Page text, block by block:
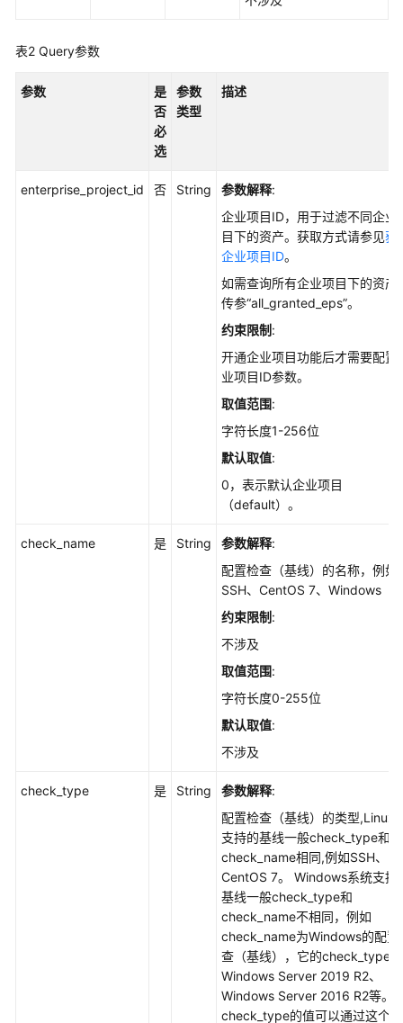
API
理
行
表2 Query参数
参数
是
否
必
选
参数
类型
描述
enterprise_project_id 否 String 参数解释:
企业项目ID，用于过滤不同企业
目下的资产。获取方式请参见获
企业项目ID。
如需查询所有企业项目下的资产
传参“all_granted_eps”。
约束限制 :
开通企业项目功能后才需要配置
业项目ID参数。
取值范围:
字符长度1-256位
默认取值:
0，表示默认企业项目
（default）。
check_name 是 String 参数解释:
配置检查（基线）的名称，例如
SSH、CentOS 7、Windows
约束限制 :
不涉及
取值范围:
字符长度0-255位
默认取值:
不涉及
check_type 是 String 参数解释:
配置检查（基线）的类型,Linux
支持的基线一般check_type和
check_name相同,例如SSH、
CentOS 7。 Windows系统支持
基线一般check_type和
check_name不相同，例如
check_name为Windows的配置
查（基线），它的check_type
Windows Server 2019 R2、
Windows Server 2016 R2等。
check_type的值可以通过这个